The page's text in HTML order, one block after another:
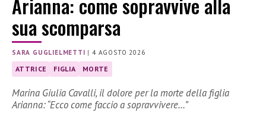
Arianna: come sopravvive alla
sua scomparsa
SARA GUGLIELMETTI |4 AGOSTO 2026
ATTRICE FIGLIA MORTE
Marina Giulia Cavalli, il dolore per la morte della figlia
Arianna: “Ecco come faccio a sopravvivere…”